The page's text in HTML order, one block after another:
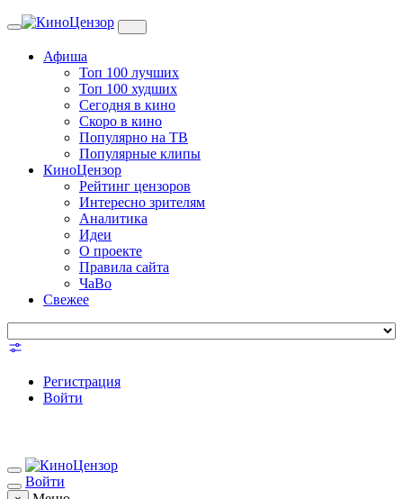
Toggle
Афиша
Топ 100 лучших
Топ 100 худших
Сегодня в кино
Скоро в кино
Популярно на ТВ
Популярные клипы
КиноЦензор
Рейтинг цензоров
Интересно зрителям
Аналитика
Идеи
О проекте
Правила сайта
ЧаВо
Свежее
Регистрация
Войти
Войти